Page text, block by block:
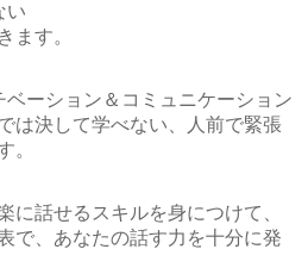
い
ます。
ーション＆コミュニケーション
は決して学べない、人前で緊張
。
に話せるスキルを身につけて、
で、あなたの話す力を十分に発